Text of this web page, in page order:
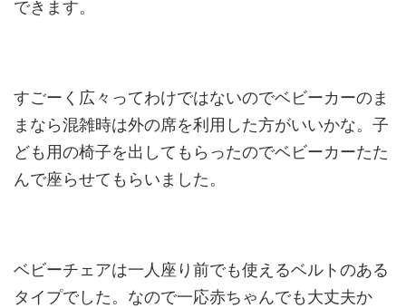
できます。
すごーく広々ってわけではないのでベビーカーのま
まなら混雑時は外の席を利用した方がいいかな。子
ども用の椅子を出してもらったのでベビーカーたた
んで座らせてもらいました。
ベビーチェアは一人座り前でも使えるベルトのある
タイプでした。なので一応赤ちゃんでも大丈夫か